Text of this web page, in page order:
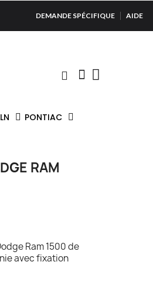
DEMANDE SPÉCIFIQUE AIDE
PONTIAC
RAM
Ram 1500 de
avec fixation